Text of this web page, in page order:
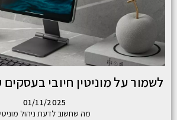
לשמור על מוניטין חיובי בעסקים
01/11/2025
מה שחשוב לדעת ניהול